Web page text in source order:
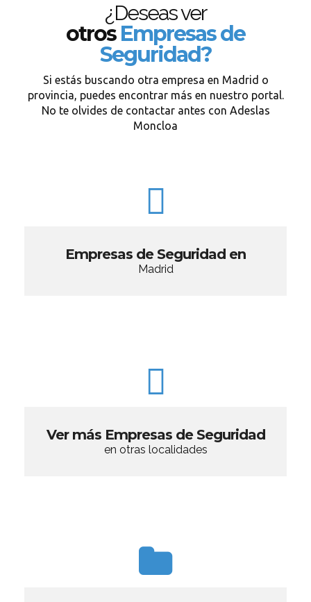
¿Deseas ver
otrosEmpresas de
Seguridad?
Si estás buscando otra empresa en Madrid o
provincia, puedes encontrar más en nuestro portal.
No te olvides de contactar antes con Adeslas
Moncloa
Empresas de Seguridad en
Madrid
Ver más Empresas de Seguridad
en otras localidades